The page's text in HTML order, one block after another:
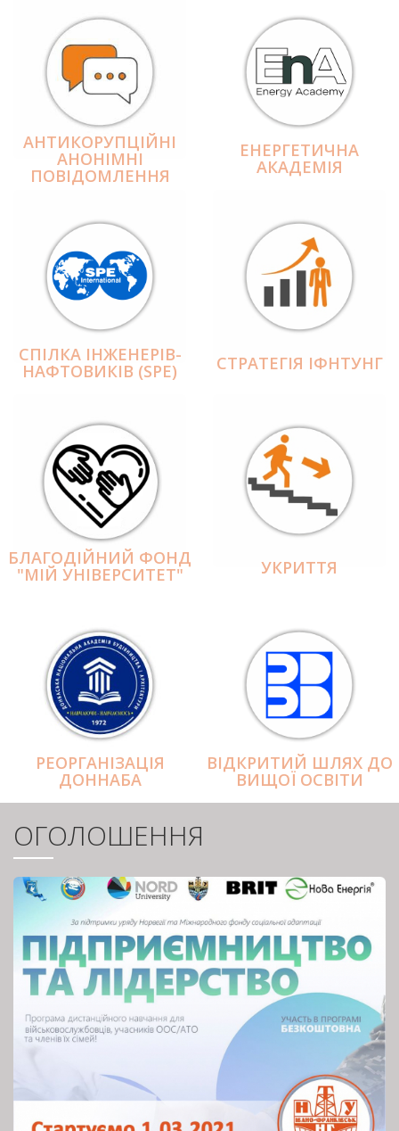
АНТИКОРУПЦІЙНІ
АНОНІМНІ
ПОВІДОМЛЕННЯ
ЕНЕРГЕТИЧНА
АКАДЕМІЯ
СПІЛКА ІНЖЕНЕРІВ-
НАФТОВИКІВ (SPE) СТРАТЕГІЯ ІФНТУНГ
БЛАГОДІЙНИЙ ФОНД
"МІЙ УНІВЕРСИТЕТ" УКРИТТЯ
РЕОРГАНІЗАЦІЯ
ДОННАБА
ВІДКРИТИЙ ШЛЯХ ДО
ВИЩОЇ ОСВІТИ
ОГОЛОШЕННЯ